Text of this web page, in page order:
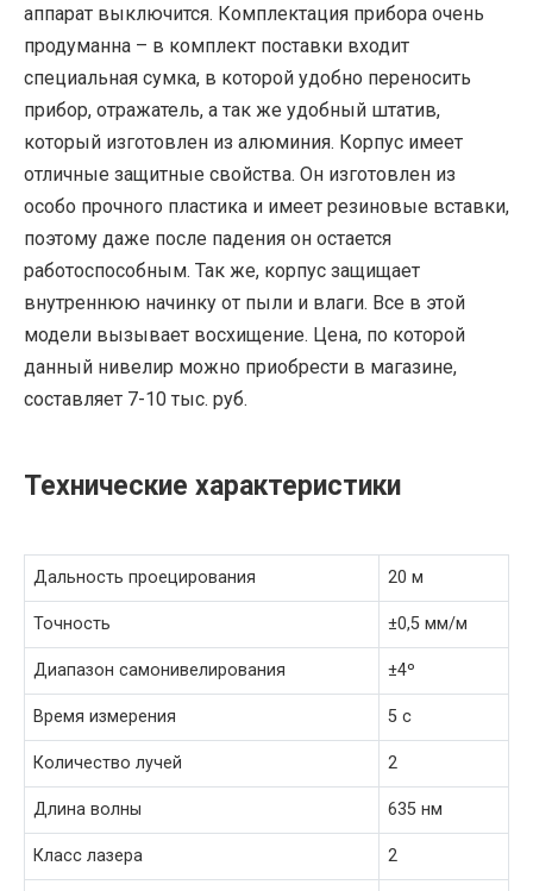
аппарат выключится. Комплектация прибора очень
продуманна – в комплект поставки входит
специальная сумка, в которой удобно переносить
прибор, отражатель, а так же удобный штатив,
который изготовлен из алюминия. Корпус имеет
отличные защитные свойства. Он изготовлен из
особо прочного пластика и имеет резиновые вставки,
поэтому даже после падения он остается
работоспособным. Так же, корпус защищает
внутреннюю начинку от пыли и влаги. Все в этой
модели вызывает восхищение. Цена, по которой
данный нивелир можно приобрести в магазине,
составляет 7-10 тыс. руб.
Технические характеристики
Дальность проецирования 20 м
Точность ±0,5 мм/м
Диапазон самонивелирования ±4º
Время измерения 5 с
Количество лучей 2
Длина волны 635 нм
Класс лазера 2